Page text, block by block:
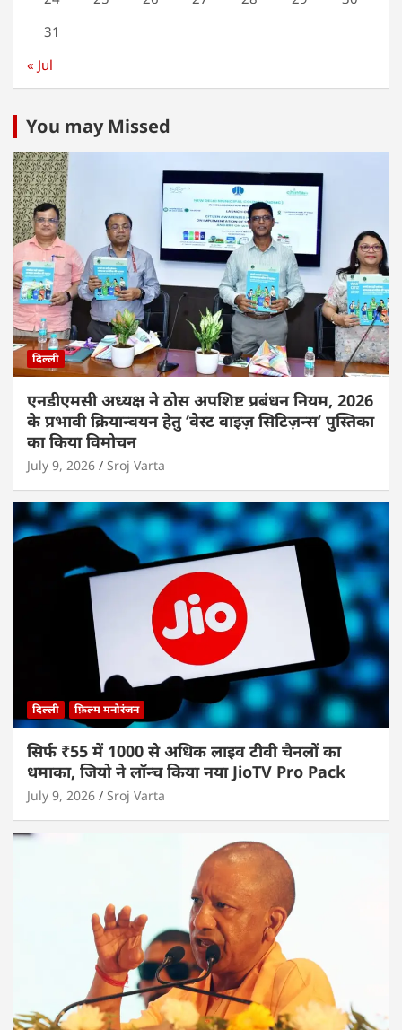
31
« Jul
You may Missed
दिल्ली
एनडीएमसी अध्यक्ष ने ठोस अपशिष्ट प्रबंधन नियम, 2026
के प्रभावी क्रियान्वयन हेतु ‘वेस्ट वाइज़ सिटिज़न्स’ पुस्तिका
का किया विमोचन
July 9, 2026 Sroj Varta
दिल्ली फ़िल्म मनोरंजन
सिर्फ ₹55 में 1000 से अधिक लाइव टीवी चैनलों का
धमाका, जियो ने लॉन्च किया नया JioTV Pro Pack
July 9, 2026 Sroj Varta